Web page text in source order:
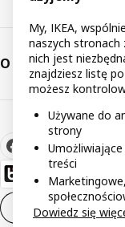
O IKEA
Ustawienia
My, IKEA,
naszych stronach
nich jest
znajdziesz listę
możesz
Używane do
strony
treści
Dowiedz się